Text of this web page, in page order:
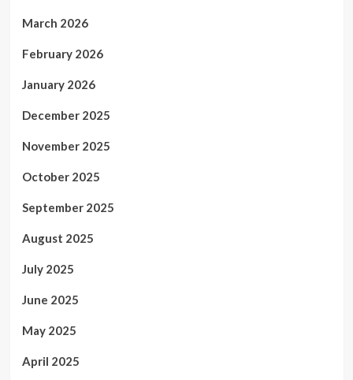
March 2026
February 2026
January 2026
December 2025
November 2025
October 2025
September 2025
August 2025
July 2025
June 2025
May 2025
April 2025